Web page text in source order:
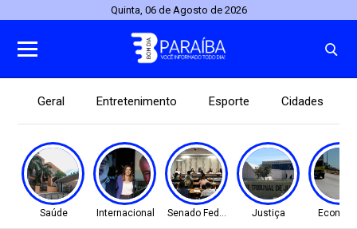
Quinta, 06 de Agosto de 2026
Geral Entretenimento Esporte Cidades
Saúde Internacional Senado Federal Justiça